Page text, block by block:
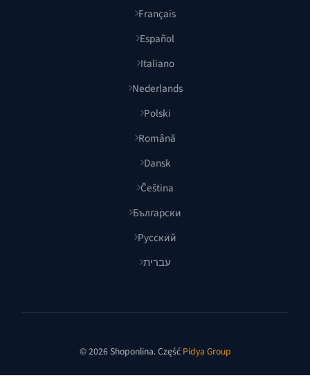
Français
Español
Italiano
Nederlands
Polski
Română
Dansk
Čeština
Български
Русский
עברית
© 2026 Shoponlina. Część Pidya Group